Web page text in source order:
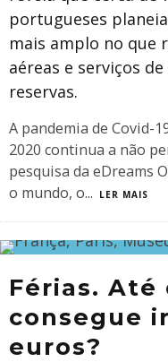
portugueses
mais amplo no que
aéreas e serviços
reservas.
A pandemia de Covid-
2020 continua a não
pesquisa da eDreams
o mundo, o... LER MAIS
​Férias. Até
consegue
euros?